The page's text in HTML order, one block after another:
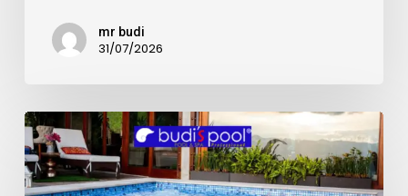
mr budi
31/07/2026
Mosaic
Kaca
Recycle